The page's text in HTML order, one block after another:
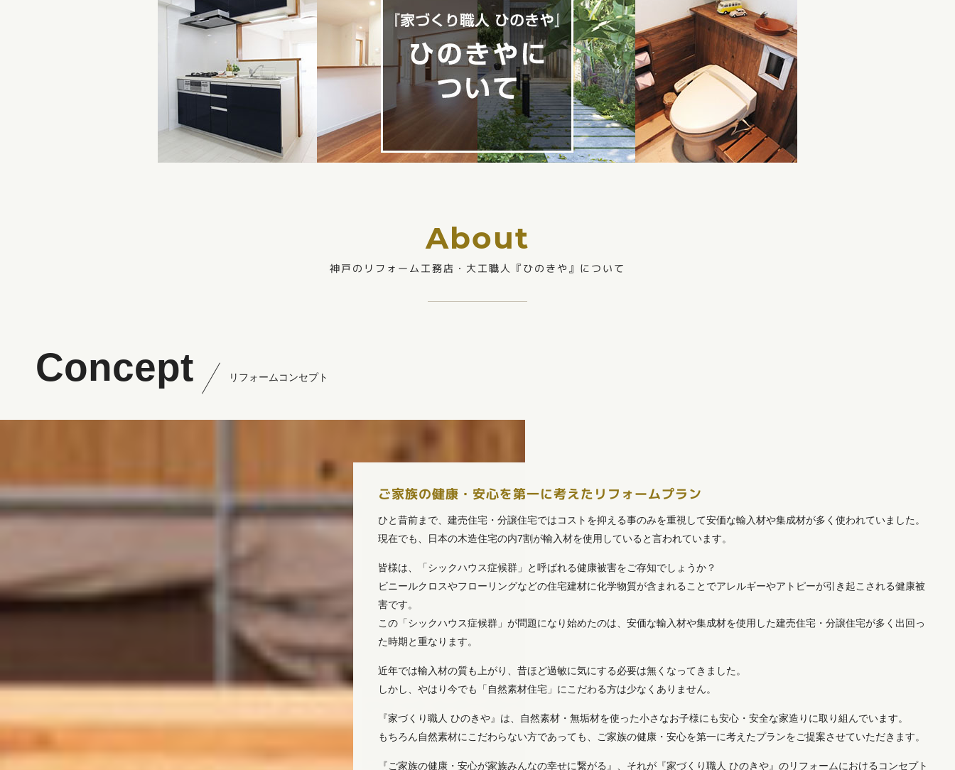
About
神戸のリフォーム工務店・大工職人『ひのきや』について
Concept リフォームコンセプト
ご家族の健康・安心を第一に考えたリフォームプラン
ひと昔前まで、建売住宅・分譲住宅ではコストを抑える事のみを重視して安価な輸入材や集成材が多く使われていました。
現在でも、日本の木造住宅の内7割が輸入材を使用していると言われています。
皆様は、「シックハウス症候群」と呼ばれる健康被害をご存知でしょうか？
ビニールクロスやフローリングなどの住宅建材に化学物質が含まれることでアレルギーやアトピーが引き起こされる健康被
害です。
この「シックハウス症候群」が問題になり始めたのは、安価な輸入材や集成材を使用した建売住宅・分譲住宅が多く出回っ
た時期と重なります。
近年では輸入材の質も上がり、昔ほど過敏に気にする必要は無くなってきました。
しかし、やはり今でも「自然素材住宅」にこだわる方は少なくありません。
『家づくり職人 ひのきや』は、自然素材・無垢材を使った小さなお子様にも安心・安全な家造りに取り組んでいます。
もちろん自然素材にこだわらない方であっても、ご家族の健康・安心を第一に考えたプランをご提案させていただきます。
『ご家族の健康・安心が家族みんなの幸せに繋がる』、それが『家づくり職人 ひのきや』のリフォームにおけるコンセプト